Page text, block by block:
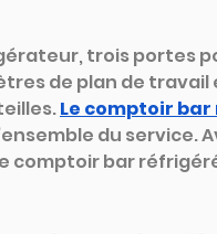
trois portes
de plan de travail
Le comptoir
du service.
comptoir bar